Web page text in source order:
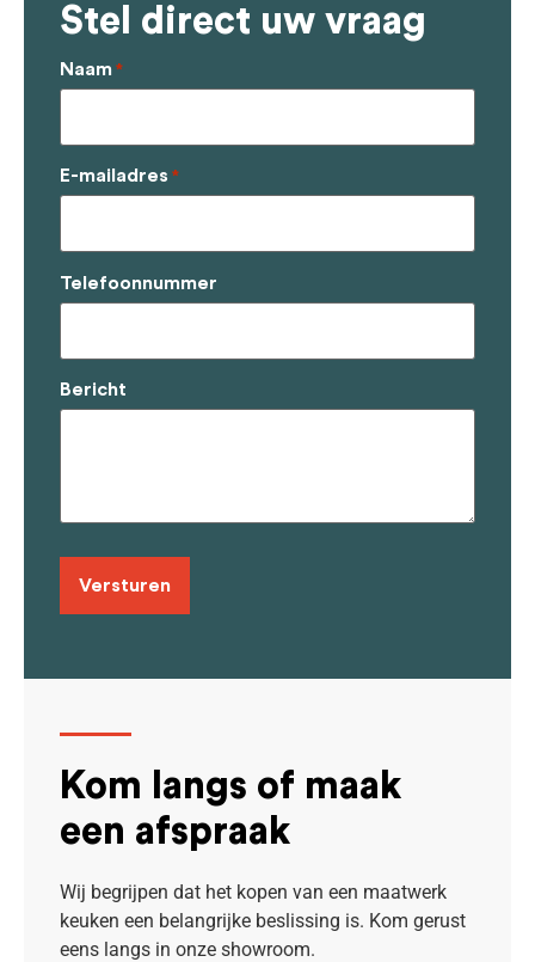
Stel direct uw vraag
Naam *
E-mailadres *
Telefoonnummer
Bericht
Kom langs of maak
een afspraak
Wij begrijpen dat het kopen van een maatwerk
keuken een belangrijke beslissing is. Kom gerust
eens langs in onze showroom.